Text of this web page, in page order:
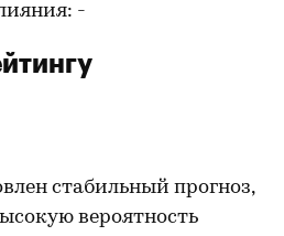
-
стабильный прогноз,
вероятность